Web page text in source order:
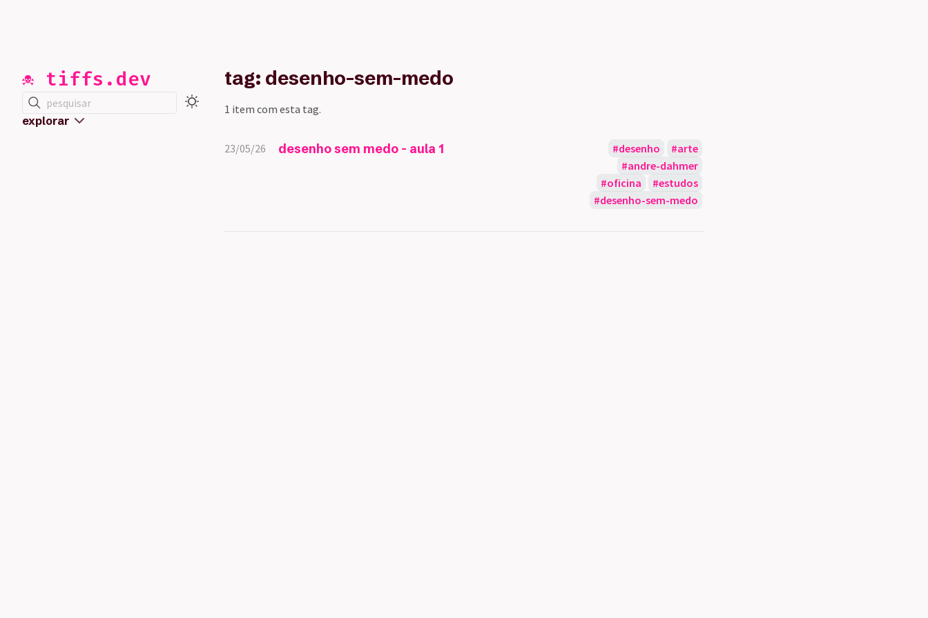
☠️ tiffs.dev
pesquisar
explorar
tag: desenho-sem-medo
1 item com esta tag.
23/05/26 desenho sem medo - aula 1 desenho
arte
andre-dahmer
oficina
estudos
desenho-sem-medo